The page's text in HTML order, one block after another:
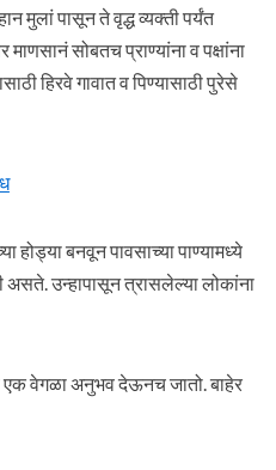
मुलां पासून ते वृद्ध व्यक्ती पर्यंत
सोबतच प्राण्यांना व पक्षांना
हिरवे गावात व पिण्यासाठी पुरेसे
होड्या बनवून पावसाच्या पाण्यामध्ये
उन्हापासून त्रासलेल्या लोकांना
एक वेगळा अनुभव देऊनच जातो. बाहेर